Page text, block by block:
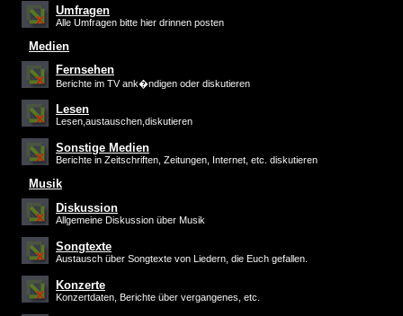
Umfragen
Alle Umfragen bitte hier drinnen posten
Medien
Fernsehen
Berichte im TV ank�ndigen oder diskutieren
Lesen
Lesen,austauschen,diskutieren
Sonstige Medien
Berichte in Zeitschriften, Zeitungen, Internet, etc. diskutieren
Musik
Diskussion
Allgemeine Diskussion über Musik
Songtexte
Austausch über Songtexte von Liedern, die Euch gefallen.
Konzerte
Konzertdaten, Berichte über vergangenes, etc.